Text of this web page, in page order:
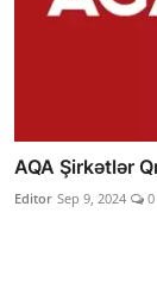
AQA Şirkətlər
Editor Sep 9, 2024 0